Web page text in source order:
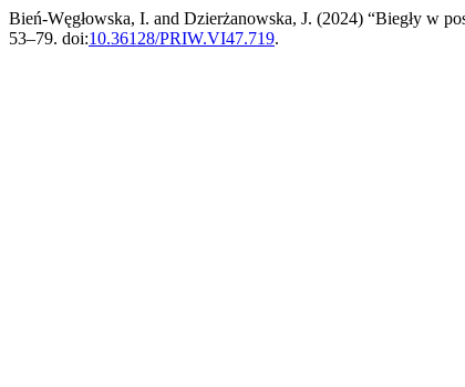
Bień-Węgłowska, I. and Dzierżanowska, J. (2024) “Biegły w
53–79. doi:10.36128/PRIW.VI47.719.